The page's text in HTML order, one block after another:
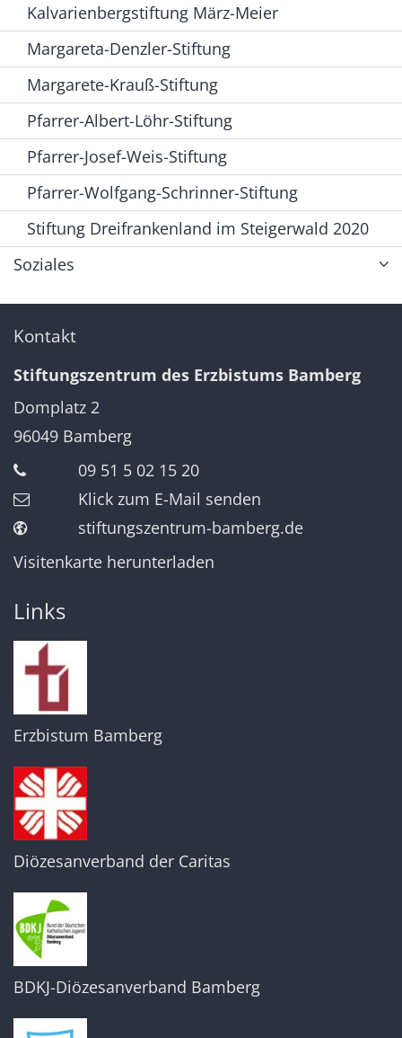
Kalvarienbergstiftung März-Meier
Margareta-Denzler-Stiftung
Margarete-Krauß-Stiftung
Pfarrer-Albert-Löhr-Stiftung
Pfarrer-Josef-Weis-Stiftung
Pfarrer-Wolfgang-Schrinner-Stiftung
Stiftung Dreifrankenland im Steigerwald 2020
Soziales
Kontakt
Stiftungszentrum des Erzbistums Bamberg
Domplatz 2
96049 Bamberg
09 51 5 02 15 20
Klick zum E-Mail senden
stiftungszentrum-bamberg.de
Visitenkarte herunterladen
Links
Erzbistum Bamberg
Diözesanverband der Caritas
BDKJ-Diözesanverband Bamberg